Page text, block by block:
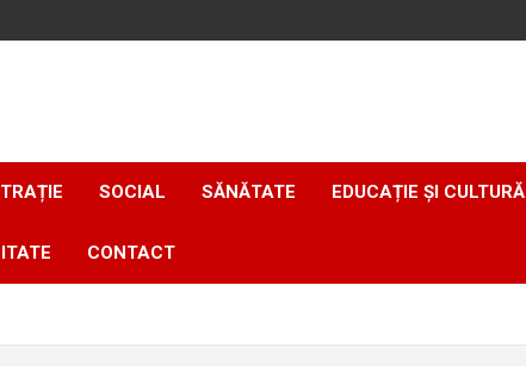
SOCIAL SĂNĂTATE EDUCAȚIE ȘI CULTURĂ
CONTACT